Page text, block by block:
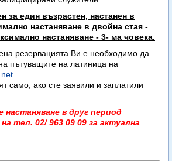
за един възрастен, настанен в
настаняване в двойна стая -
настаняване - 3- ма човека.
резервацията Ви е необходимо да
пътуващите на латиница на
само, ако сте заявили и заплатили
в друг период
тел. 02/ 963 09 09 за актуална